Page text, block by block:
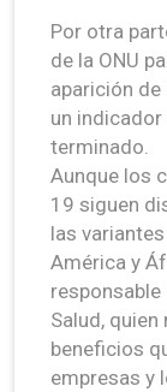
Por otra
de la ONU
aparición de
un indicador
terminado.
Aunque los
19 siguen
las
América y
responsable
Salud,
beneficios
empresas y